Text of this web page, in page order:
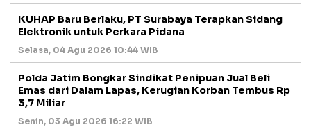
KUHAP Baru Berlaku, PT Surabaya Terapkan Sidang
Elektronik untuk Perkara Pidana
Selasa, 04 Agu 2026 10:44 WIB
Polda Jatim Bongkar Sindikat Penipuan Jual Beli
Emas dari Dalam Lapas, Kerugian Korban Tembus Rp
3,7 Miliar
Senin, 03 Agu 2026 16:22 WIB